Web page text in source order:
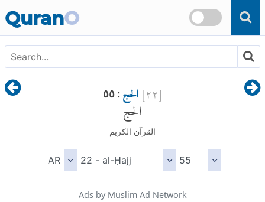
Skip to main content
QuranO
[٢٢]الحج : ٥٥ الحج
القرآن الكريم
Ads by Muslim Ad Network